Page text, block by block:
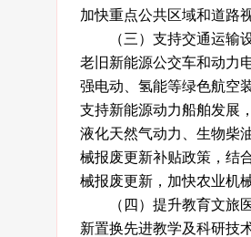
加快重点公共区域和道路
（三）支持交通运输设
老旧新能源公交车和动力
强电动、氢能等绿色航空
支持新能源动力船舶发展
液化天然气动力、生物柴
械报废更新补贴政策，结
械报废更新，加快农业机
（四）提升教育文旅医
新置换先进教学及科研技